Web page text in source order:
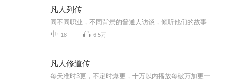
凡人列传
18 6.5万
凡人修道传